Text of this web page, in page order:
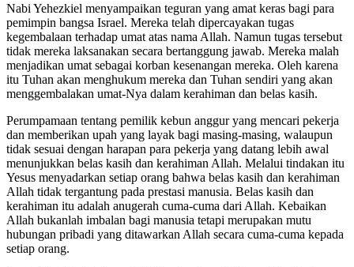
Nabi Yehezkiel menyampaikan teguran yang amat keras bagi para
pemimpin bangsa Israel. Mereka telah dipercayakan tugas
kegembalaan terhadap umat atas nama Allah. Namun tugas tersebut
tidak mereka laksanakan secara bertanggung jawab. Mereka malah
menjadikan umat sebagai korban kesenangan mereka. Oleh karena
itu Tuhan akan menghukum mereka dan Tuhan sendiri yang akan
menggembalakan umat-Nya dalam kerahiman dan belas kasih.
Perumpamaan tentang pemilik kebun anggur yang mencari pekerja
dan memberikan upah yang layak bagi masing-masing, walaupun
tidak sesuai dengan harapan para pekerja yang datang lebih awal
menunjukkan belas kasih dan kerahiman Allah. Melalui tindakan itu
Yesus menyadarkan setiap orang bahwa belas kasih dan kerahiman
Allah tidak tergantung pada prestasi manusia. Belas kasih dan
kerahiman itu adalah anugerah cuma-cuma dari Allah. Kebaikan
Allah bukanlah imbalan bagi manusia tetapi merupakan mutu
hubungan pribadi yang ditawarkan Allah secara cuma-cuma kepada
setiap orang.